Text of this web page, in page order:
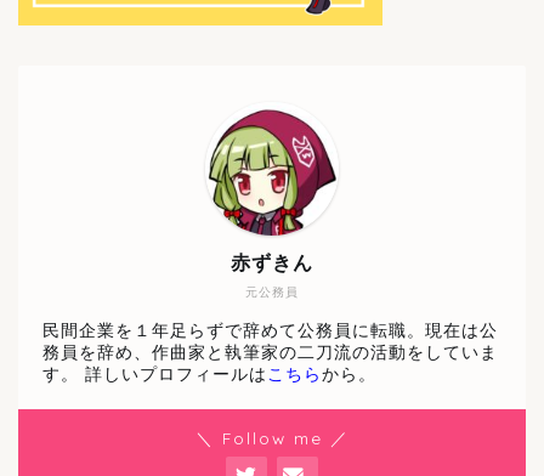
元公務員
赤ずきん
民間企業を１年足らずで辞めて公務員に転職。現在は公
務員を辞め、作曲家と執筆家の二刀流の活動をしていま
す。 詳しいプロフィールは こちら から。
＼ Follow me ／